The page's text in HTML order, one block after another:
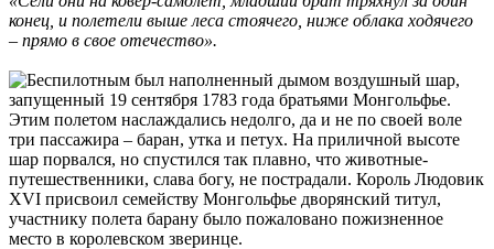
конец, и полетели выше леса стоячего, ниже облака ходячего
– прямо в свое отечество».
Беспилотным был наполненный дымом воздушный шар,
запущенный 19 сентября 1783 года братьями Монгольфье.
Этим полетом наслаждались недолго, да и не по своей воле
три пассажира – баран, утка и петух. На приличной высоте
шар порвался, но спустился так плавно, что животные-
путешественники, слава богу, не пострадали. Король Людовик
XVI присвоил семейству Монгольфье дворянский титул,
участнику полета барану было пожаловано пожизненное
место в королевском зверинце.